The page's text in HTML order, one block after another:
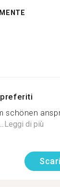
schönen
Leggi di più